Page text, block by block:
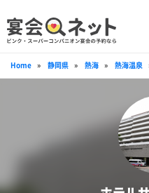
Home » 静岡県 » 熱海 » 熱海温泉